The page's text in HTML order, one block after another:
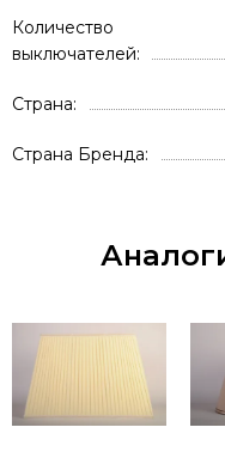
Количество
выключателей
Страна
Страна Бренда